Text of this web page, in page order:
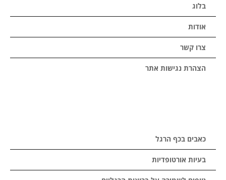
בלוג
אודות
צרו קשר
הצהרת נגישות אתר
כאבים בכף הרגל
בעיות אורטופדיות